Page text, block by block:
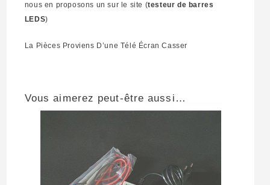
nous en proposons un sur le site (testeur de barres
LEDS)
La Pièces Proviens D’une Télé Écran Casser
Vous aimerez peut-être aussi…